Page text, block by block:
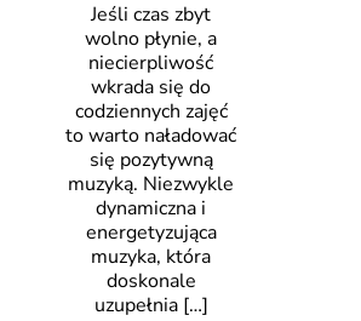
Jeśli czas zbyt
wolno płynie, a
niecierpliwość
wkrada się do
codziennych zajęć
to warto naładować
się pozytywną
muzyką. Niezwykle
dynamiczna i
energetyzująca
muzyka, która
doskonale
uzupełnia[…]